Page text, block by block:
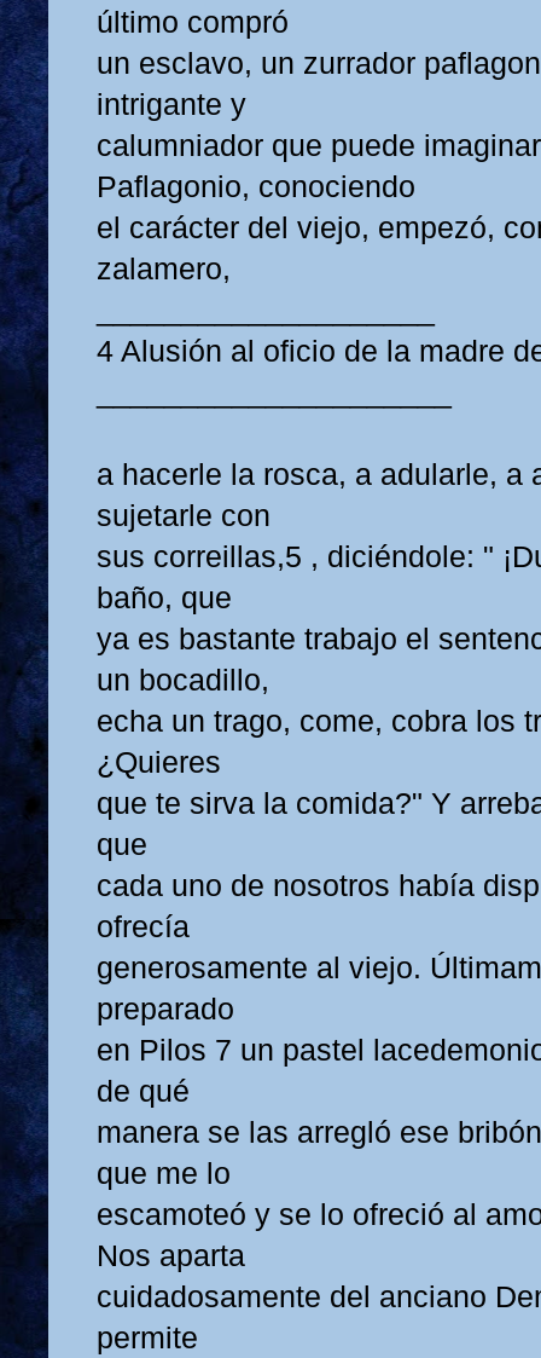
último compró
un esclavo, un zurrador
intrigante y
calumniador que puede
Paflagonio, conociendo
el carácter del viejo, empezó,
zalamero,
4 Alusión al oficio de la madre
a hacerle la rosca, a adularle, a
sujetarle con
sus correillas,5 , diciéndole: "
baño, que
ya es bastante trabajo el
un bocadillo,
echa un trago, come, cobra los
¿Quieres
que te sirva la comida?" Y
que
cada uno de nosotros había
ofrecía
generosamente al viejo.
preparado
en Pilos 7 un pastel
de qué
manera se las arregló ese
que me lo
escamoteó y se lo ofreció al
Nos aparta
cuidadosamente del anciano
permite